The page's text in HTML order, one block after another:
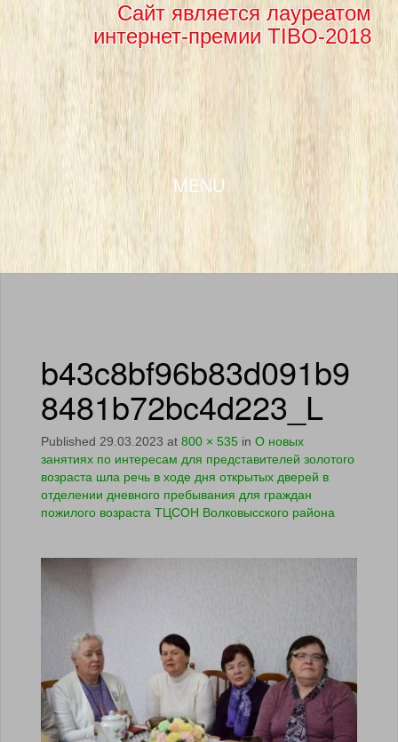
Сайт является лауреатом
интернет-премии TIBO-2018
MENU
b43c8bf96b83d091b9
8481b72bc4d223_L
Published 29.03.2023 at 800 × 535 in О новых
занятиях по интересам для представителей золотого
возраста шла речь в ходе дня открытых дверей в
отделении дневного пребывания для граждан
пожилого возраста ТЦСОН Волковысского района